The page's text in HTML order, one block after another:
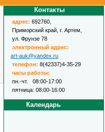
Контакты
адрес: 692760,
Приморский край, г. Артем,
ул. Фрунзе 78
электронный адрес:
art-auk@yandex.ru
телефон: 8(42337)4-35-29
часы работы:
пн.-чт. 08:00-17:00
пятница: 08:00-16:00
Календарь